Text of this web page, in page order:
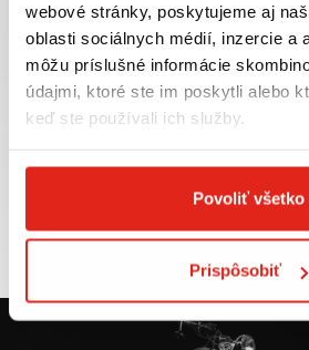
webové stránky, poskytujeme aj
oblasti sociálnych médií, inzercie a
môžu príslušné informácie
údajmi, ktoré ste im poskytli alebo
keď ste používali ich služby.
Povoliť všetko
Prispôsobiť
príslušenstva ihneď k
odberu
VIAC INFO
VIAC INFO